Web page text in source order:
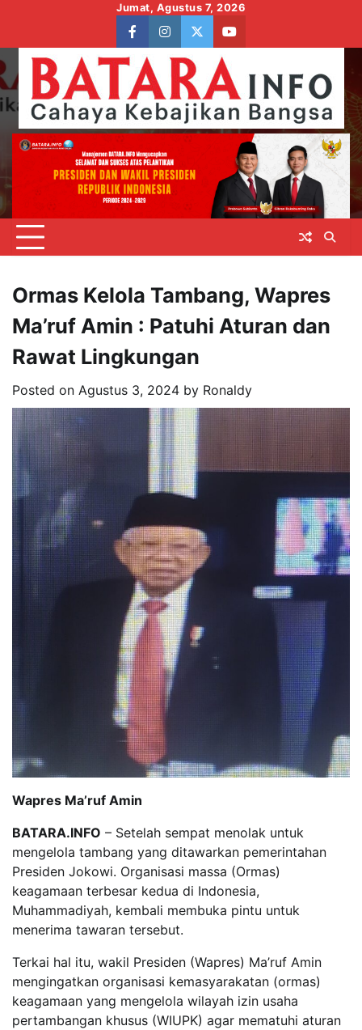
content
Jumat, Agustus 7, 2026
facebookinstagram
twitteryoutube
Ormas Kelola Tambang, Wapres
Ma’ruf Amin : Patuhi Aturan dan
Rawat Lingkungan
Posted on Agustus 3, 2024 by Ronaldy
Wapres Ma’ruf Amin
BATARA.INFO – Setelah sempat menolak untuk
mengelola tambang yang ditawarkan pemerintahan
Presiden Jokowi. Organisasi massa (Ormas)
keagamaan terbesar kedua di Indonesia,
Muhammadiyah, kembali membuka pintu untuk
menerima tawaran tersebut.
Terkai hal itu, wakil Presiden (Wapres) Ma’ruf Amin
mengingatkan organisasi kemasyarakatan (ormas)
keagamaan yang mengelola wilayah izin usaha
pertambangan khusus (WIUPK) agar mematuhi aturan